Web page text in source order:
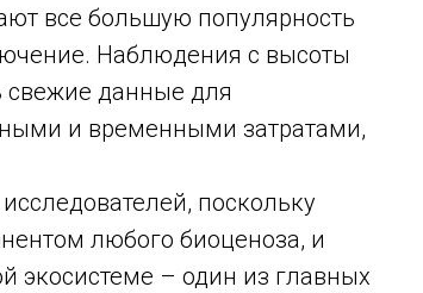
все большую популярность
Наблюдения с высоты
свежие данные для
и временными затратами,
поскольку
любого биоценоза, и
экосистеме – один из главных